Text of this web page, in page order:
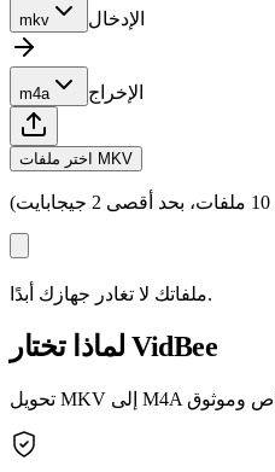
mkv الإدخال
m4a الإخراج
اختر ملفات MKV
ملفاتك لا تغادر جهازك أبدًا.
لماذا تختار VidBee